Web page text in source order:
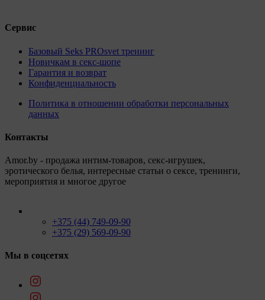
Сервис
Базовый Seks PROsvet тренинг
Новичкам в секс-шопе
Гарантия и возврат
Конфиденциальность
Политика в отношении обработки персональных
данных
Контакты
Amor.by - продажа интим-товаров, секс-игрушек,
эротического белья, интересные статьи о сексе, тренинги,
мероприятия и многое другое
+375 (44) 749-09-90
+375 (29) 569-09-90
Мы в соцсетях